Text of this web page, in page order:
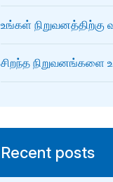
உங்கள்
சிறந்த நிறுவனங்களை
Recent posts